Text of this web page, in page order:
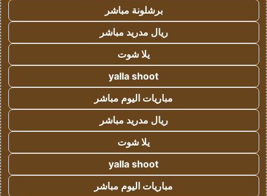
برشلونة مباشر
ريال مدريد مباشر
يلا شوت
yalla shoot
مباريات اليوم مباشر
ريال مدريد مباشر
يلا شوت
yalla shoot
مباريات اليوم مباشر